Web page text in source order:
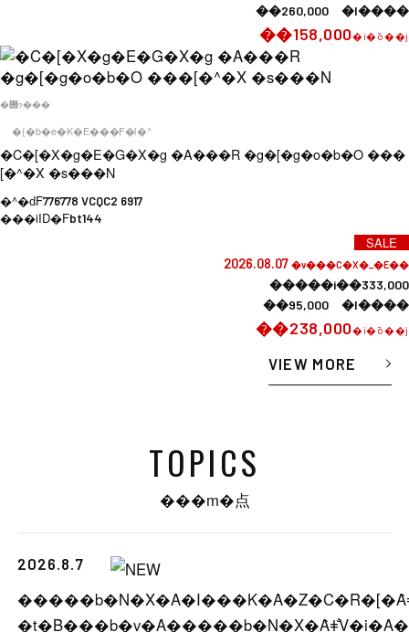
��260,000 �l����
��158,000�i�ō��j
�݌ɂ���
�{�b�e�K�E���F�l�^
�C�[�X�g�E�G�X�g �A���R �g�[�g�o�b�O ���
[�^�X �s���N
�^�ԁF776778 VCQC2 6917
���iID�Fbt144
SALE
2026.08.07 �v���C�X�_�E��
�����i��333,000
��95,000 �l����
��238,000�i�ō��j
VIEW MORE
TOPICS
���m�点
2026.8.7